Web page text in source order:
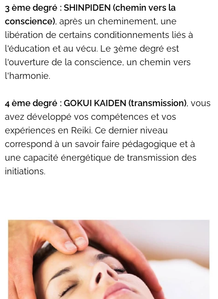
3 ème degré : SHINPIDEN (chemin vers la
conscience), après un cheminement, une
libération de certains conditionnements liés à
l'éducation et au vécu. Le 3ème degré est
l'ouverture de la conscience, un chemin vers
l'harmonie.
4 ème degré : GOKUI KAIDEN (transmission), vous
avez développé vos compétences et vos
expériences en Reiki. Ce dernier niveau
correspond à un savoir faire pédagogique et à
une capacité énergétique de transmission des
initiations.